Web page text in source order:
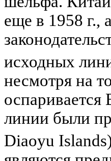
еще в 1958 г.,
исходных
несмотря на
линии были
Diaoyu